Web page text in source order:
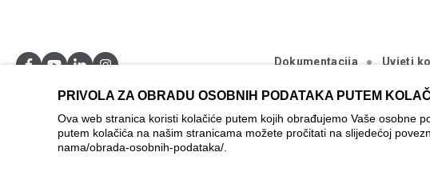
PRIVOLA ZA OBRADU OSOBNIH PODATAKA PUTEM
Ova web stranica koristi kolačiće putem kojih obrađujemo Vaše osobne
putem kolačića na našim stranicama možete pročitati na slijedećoj
nama/obrada-osobnih-podataka/
Dokumentacija Uvjeti
Ova mrežna stranica je